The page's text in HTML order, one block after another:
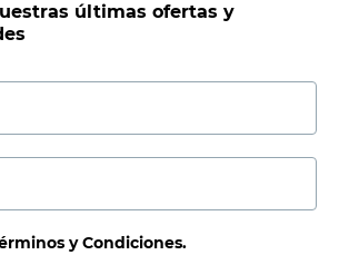
últimas ofertas y
y Condiciones.